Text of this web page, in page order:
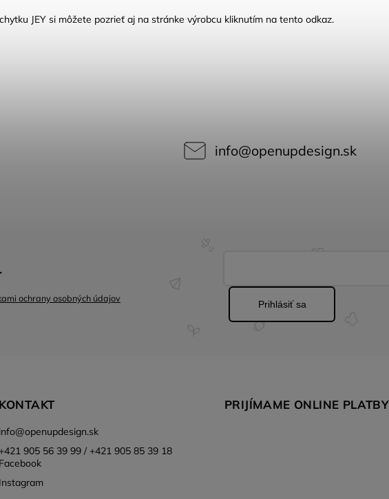
JEY si môžete pozrieť aj na stránke výrobcu kliknutím na tento odkaz.
info@openupdesign.sk
KONTAKT
info@openupdesign.sk
+421 905 56 39 99 / +421 905 85 39 18
Facebook
Instagram
PRIJÍMAME ONLINE PLATBY
ochrany osobných údajov
Prihlásiť sa